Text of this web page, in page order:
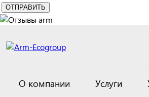
О компании Услуги